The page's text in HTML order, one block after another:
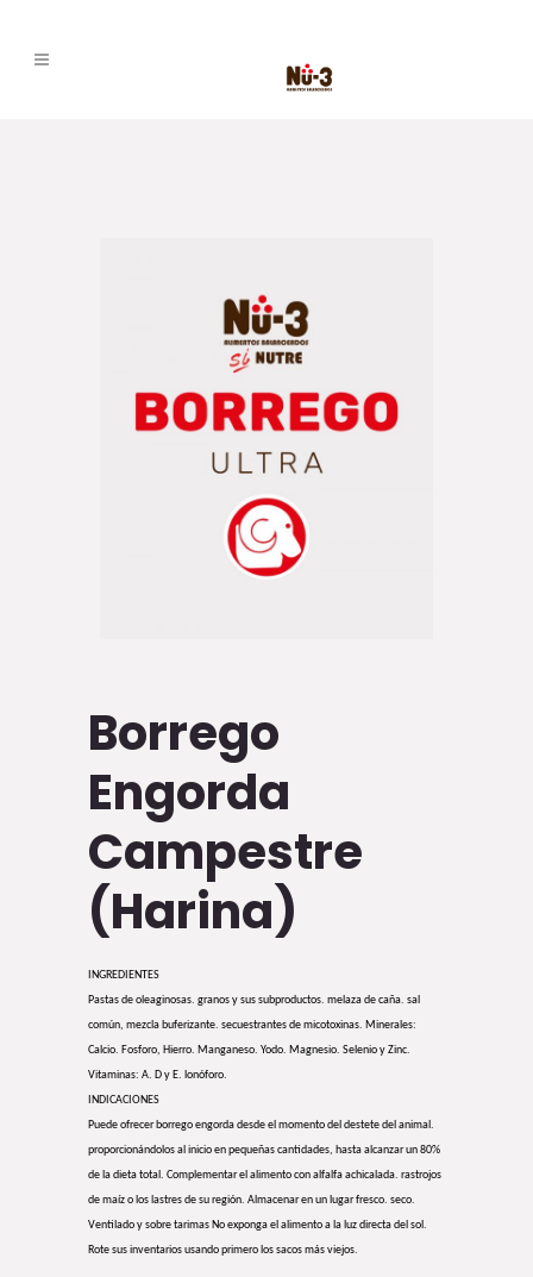
Borrego
Engorda
Campestre
(Harina)
INGREDIENTES
Pastas de oleaginosas. granos y sus subproductos. melaza de caña. sal
común, mezcla buferizante. secuestrantes de micotoxinas. Minerales:
Calcio. Fosforo, Hierro. Manganeso. Yodo. Magnesio. Selenio y Zinc.
Vitaminas: A. D y E. lonóforo.
INDICACIONES
Puede ofrecer borrego engorda desde el momento del destete del animal.
proporcionándolos al inicio en pequeñas cantidades, hasta alcanzar un 80%
de la dieta total. Complementar el alimento con alfalfa achicalada. rastrojos
de maíz o los lastres de su región. Almacenar en un lugar fresco. seco.
Ventilado y sobre tarimas No exponga el alimento a la luz directa del sol.
Rote sus inventarios usando primero los sacos más viejos.